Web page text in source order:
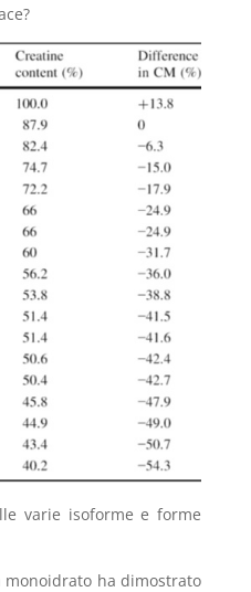
varie isoforme e forme
ha dimostrato